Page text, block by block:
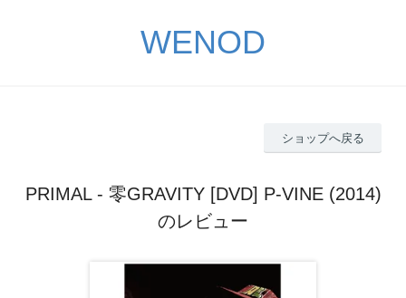
WENOD
ショップへ戻る
PRIMAL - 零GRAVITY [DVD] P-VINE (2014)
のレビュー